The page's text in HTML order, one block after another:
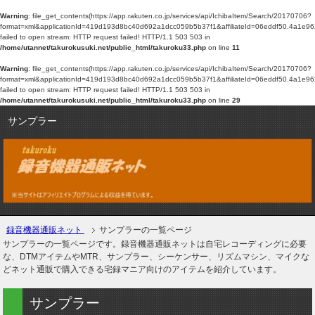
Warning: file_get_contents(https://app.rakuten.co.jp/services/api/IchibaItem/Search/20170706?
failed to open stream: HTTP request failed! HTTP/1.1 503 503 in
/home/utannet/takurokusuki.net/public_html/takuroku33.php on line 11
Warning: file_get_contents(https://app.rakuten.co.jp/services/api/IchibaItem/Search/20170706?
failed to open stream: HTTP request failed! HTTP/1.1 503 503 in
/home/utannet/takurokusuki.net/public_html/takuroku33.php on line 29
サンプラー
録音機器通販ネット
サンプラーの一覧ページ
サンプラーの一覧ページです。録音機器通販ネットは自宅レコーディングに必要
な、DTMアイテムやMTR、サンプラー、シーケンサー、リズムマシン、マイクな
どネット通販で購入できる宅録マニア向けのアイテムを紹介しています。
サンプラー